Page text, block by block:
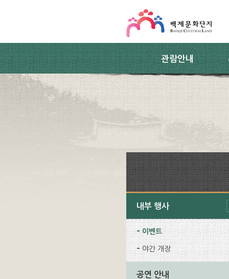
관람안내
내부 행사
이벤트
야간 개장
공연 안내